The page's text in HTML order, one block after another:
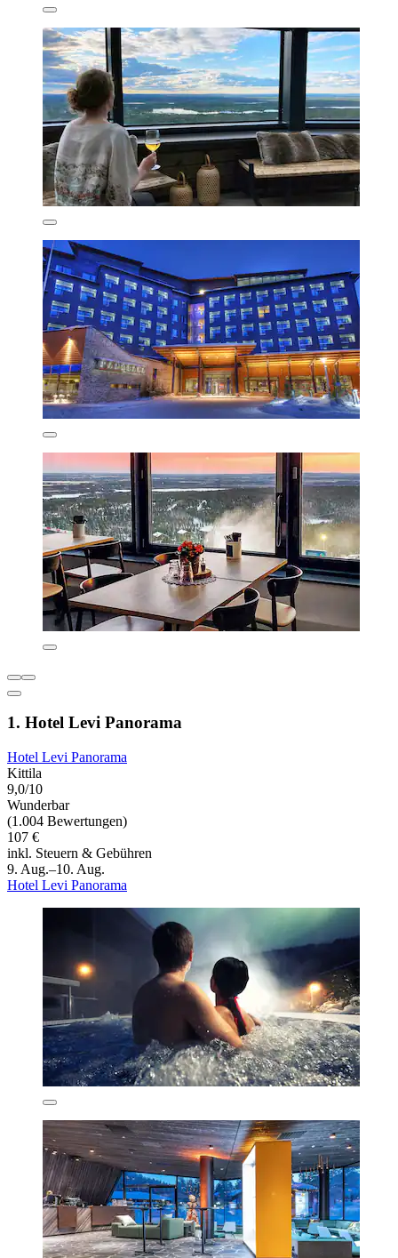
1. Hotel Levi Panorama
Hotel Levi Panorama
Kittila
9,0/10
Wunderbar
(1.004 Bewertungen)
107 €
inkl. Steuern & Gebühren
9. Aug.–10. Aug.
Hotel Levi Panorama